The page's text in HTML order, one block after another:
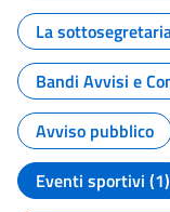
La
Bandi Avvisi e
Avviso pubblico
Eventi sportivi (1)